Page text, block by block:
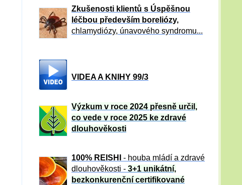
Zkušenosti klientů s Úspěšnou
léčbou především boreliózy,
chlamydiózy, únavového syndromu...
VIDEA A KNIHY 99/3
Výzkum v roce 2024 přesně určil,
co vede v roce 2025 ke zdravé
dlouhověkosti
100% REISHI
- houba mládí a zdravé
dlouhověkosti - 3+1 unikátní,
bezkonkurenční certifikované